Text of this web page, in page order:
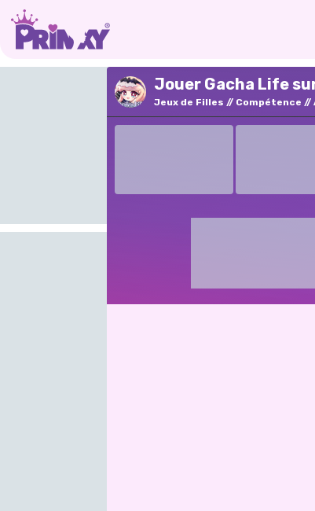
Jouer Gacha Life
Jeux de Filles Compétence